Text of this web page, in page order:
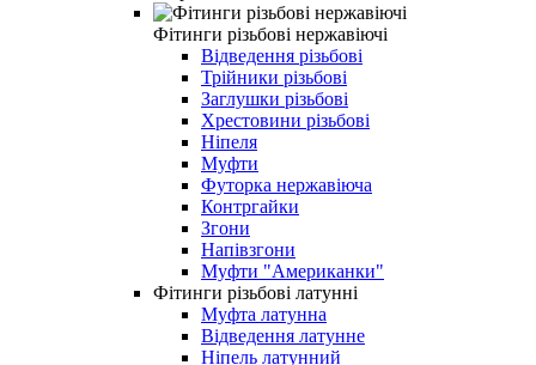
Фітинги різьбові нержавіючі
Відведення різьбові
Трійники різьбові
Заглушки різьбові
Хрестовини різьбові
Ніпеля
Муфти
Футорка нержавіюча
Контргайки
Згони
Напівзгони
Муфти "Американки"
Фітинги різьбові латунні
Муфта латунна
Відведення латунне
Ніпель латунний